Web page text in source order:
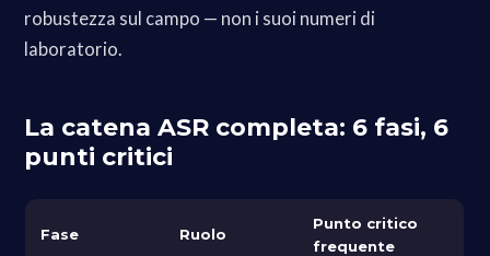
robustezza sul campo — non i suoi numeri di
laboratorio.
La catena ASR completa: 6 fasi, 6
punti critici
Fase Ruolo
Punto critico
frequente